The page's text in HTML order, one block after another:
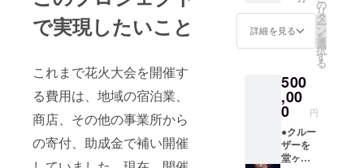
で実現したいこと
これまで花火大会を開催す
る費用は、地域の宿泊業、
商店、その他の事業所から
の寄付、助成金で補い開催
記入く
ださ
い。
2022年
10月末
日（掲
な事情
がない
限り掲
載させ
ていた
だきま
す） ②
サー
ページ
のプラ
チナス
サーの
掲載場
所にお
名前と
ホーム
ページ
へのリ
詳細を見る
の
リ
タ
ー
ン
を
選
択
す
る
500
,00
0 円
●クルー
ザーを
堂ヶ島